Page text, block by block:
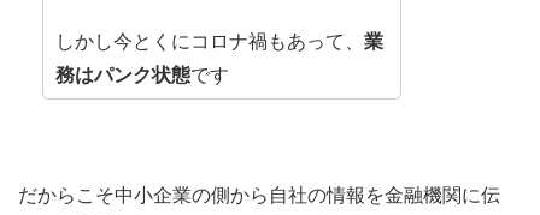
しかし今とくにコロナ禍もあって、 業
務はパンク状態です
だからこそ中小企業の側から自社の情報を金融機関に伝